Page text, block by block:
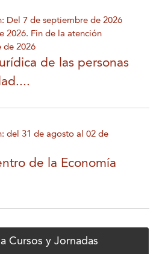
Del 7 de septiembre de 2026
2026. Fin de la atención
de 2026
de las personas
del 31 de agosto al 02 de
de la Economía
Cursos y Jornadas